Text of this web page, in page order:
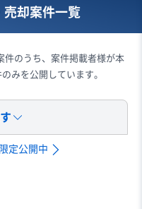
売却案件一覧
件のうち、案件掲載者様が本
みを公開しています。
定公開中